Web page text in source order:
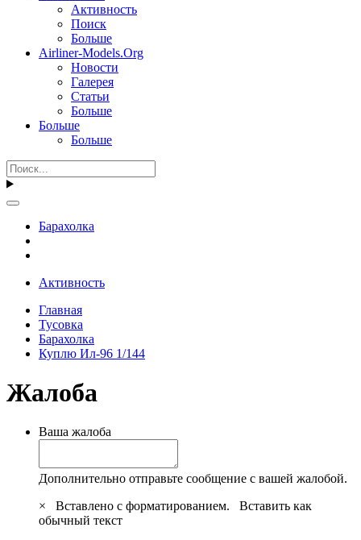
Активность
Поиск
Больше
Airliner-Models.Org
Новости
Галерея
Статьи
Больше
Больше
Больше
Барахолка
Активность
Главная
Тусовка
Барахолка
Куплю Ил-96 1/144
Жалоба
Ваша жалоба
Дополнительно отправьте сообщение с вашей жалобой.
×
Вставлено с форматированием. Вставить как
обычный текст